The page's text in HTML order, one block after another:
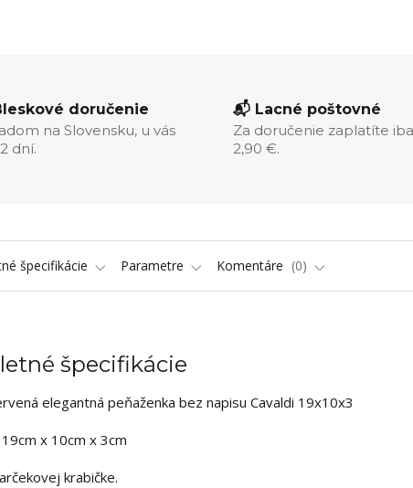
doručenie
na Slovensku, u vás
dní.
📬 Lacné poštovné
Za doručenie zaplatíte iba
2,90 €.
špecifikácie Parametre Komentáre 0
špecifikácie
elegantná peňaženka bez napisu Cavaldi 19x10x3
x 10cm x 3cm
krabičke.